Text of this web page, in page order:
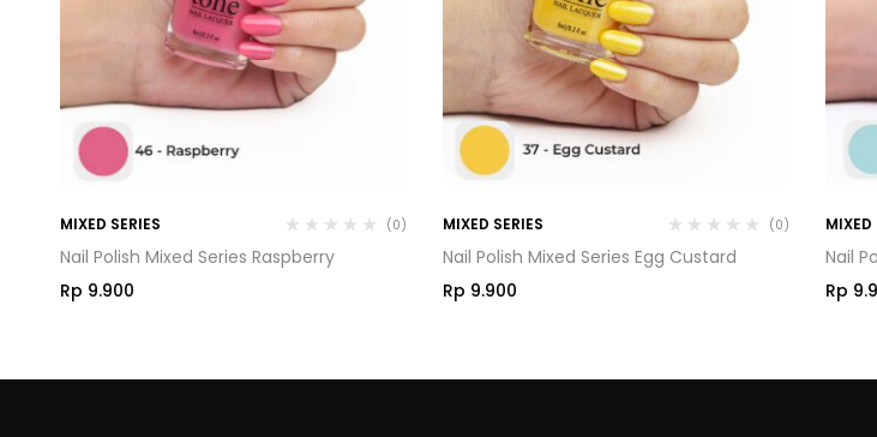
MIXED SERIES (0)
Nail Polish Mixed Series Raspberry
Rp 9.900
MIXED SERIES (0)
Nail Polish Mixed Series Egg Custard
Rp 9.900
MIXED
Nail
Rp